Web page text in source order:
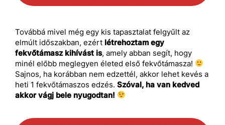
Továbbá mivel még egy kis tapasztalat felgyűlt az
elmúlt időszakban, ezért létrehoztam egy
fekvőtámasz kihívást is, amely abban segít, hogy
minél előbb meglegyen életed első fekvőtámasza!
Sajnos, ha korábban nem edzettél, akkor lehet kevés a
heti 1 fekvőtámaszos edzés. Szóval, ha van kedved
akkor vágj bele nyugodtan!